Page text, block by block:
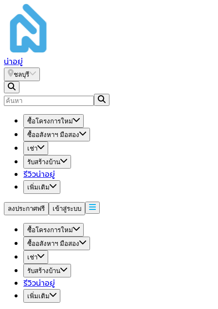
น่าอยู่
ชลบุรี
ซื้อโครงการใหม่
ซื้ออสังหาฯ มือสอง
เช่า
รับสร้างบ้าน
รีวิวน่าอยู่
เพิ่มเติม
ลงประกาศฟรี เข้าสู่ระบบ
ซื้อโครงการใหม่
ซื้ออสังหาฯ มือสอง
เช่า
รับสร้างบ้าน
รีวิวน่าอยู่
เพิ่มเติม